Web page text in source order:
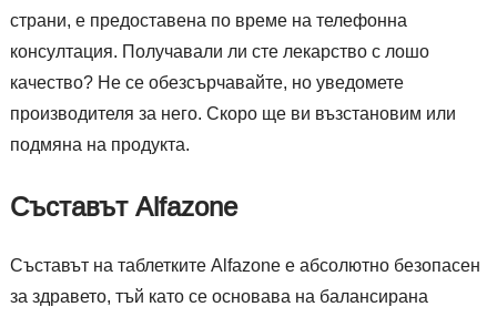
страни, е предоставена по време на телефонна
консултация. Получавали ли сте лекарство с лошо
качество? Не се обезсърчавайте, но уведомете
производителя за него. Скоро ще ви възстановим или
подмяна на продукта.
Съставът Alfazone
Съставът на таблетките Alfazone е абсолютно безопасен
за здравето, тъй като се основава на балансирана